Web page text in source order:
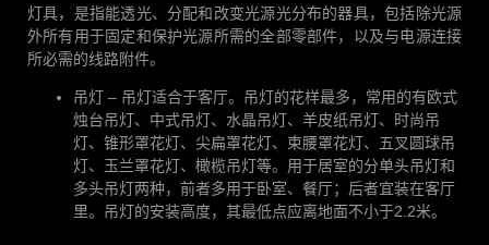
灯具，是指能透光、分配和改变光源光分布的器具，包括除光源
外所有用于固定和保护光源所需的全部零部件，以及与电源连接
所必需的线路附件。
吊灯 – 吊灯适合于客厅。吊灯的花样最多，常用的有欧式
烛台吊灯、中式吊灯、水晶吊灯、羊皮纸吊灯、时尚吊
灯、锥形罩花灯、尖扁罩花灯、束腰罩花灯、五叉圆球吊
灯、玉兰罩花灯、橄榄吊灯等。用于居室的分单头吊灯和
多头吊灯两种，前者多用于卧室、餐厅；后者宜装在客厅
里。吊灯的安装高度，其最低点应离地面不小于2.2米。